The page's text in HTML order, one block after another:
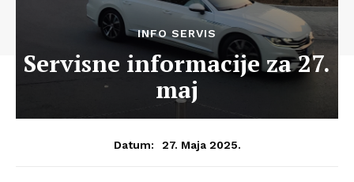
INFO SERVIS
Servisne informacije za 27.
maj
Datum: 27. Maja 2025.